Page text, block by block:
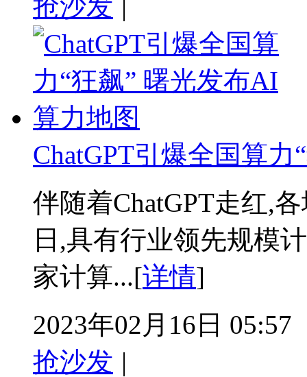
抢沙发 |
ChatGPT引爆全国算
伴随着ChatGPT走红,
日,具有行业领先规模
家计算...[详情]
2023年02月16日 05:57
抢沙发 |